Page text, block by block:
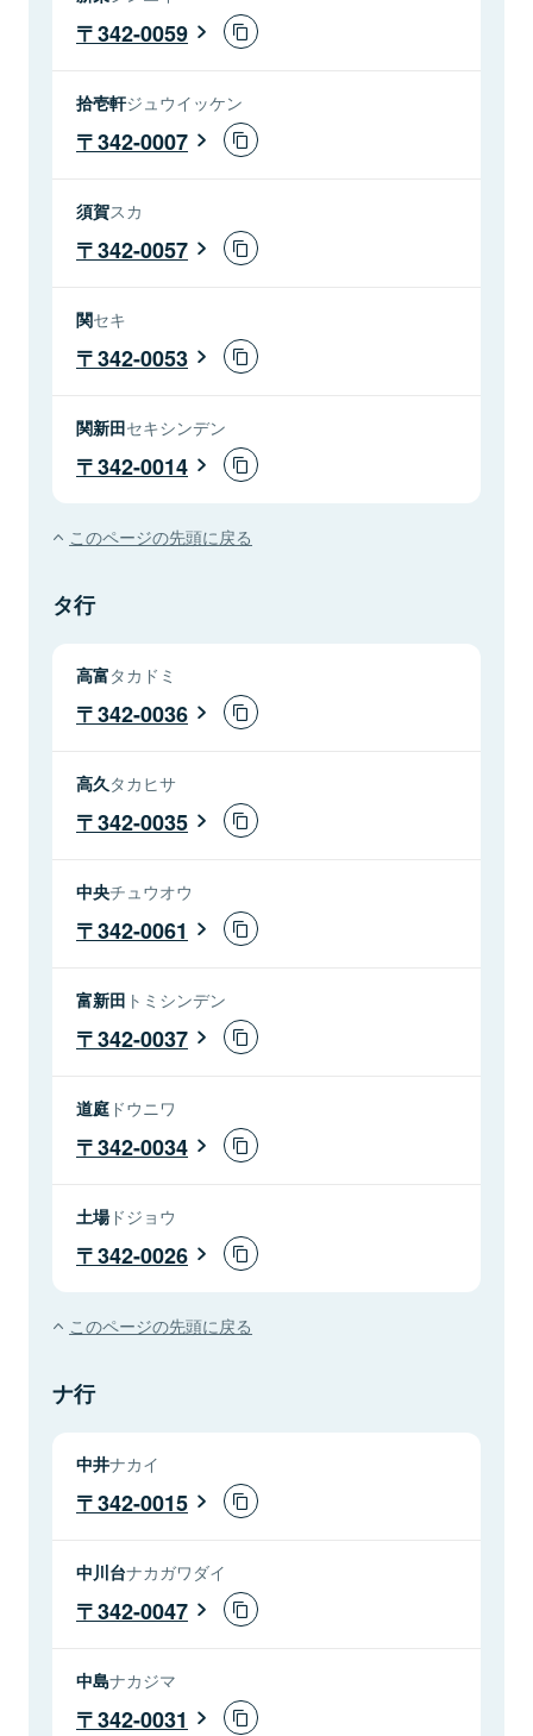
342-0059
拾壱軒ジュウイッケン
342-0007
須賀スカ
342-0057
関セキ
342-0053
関新田セキシンデン
342-0014
このページの先頭に戻る
タ行
高富タカドミ
342-0036
高久 タカヒサ
342-0035
中央チュウオウ
342-0061
富新田 トミシンデン
342-0037
道庭 ドウニワ
342-0034
土場ドジョウ
342-0026
このページの先頭に戻る
ナ行
中井ナカイ
342-0015
中川台ナカガワダイ
342-0047
中島ナカジマ
342-0031